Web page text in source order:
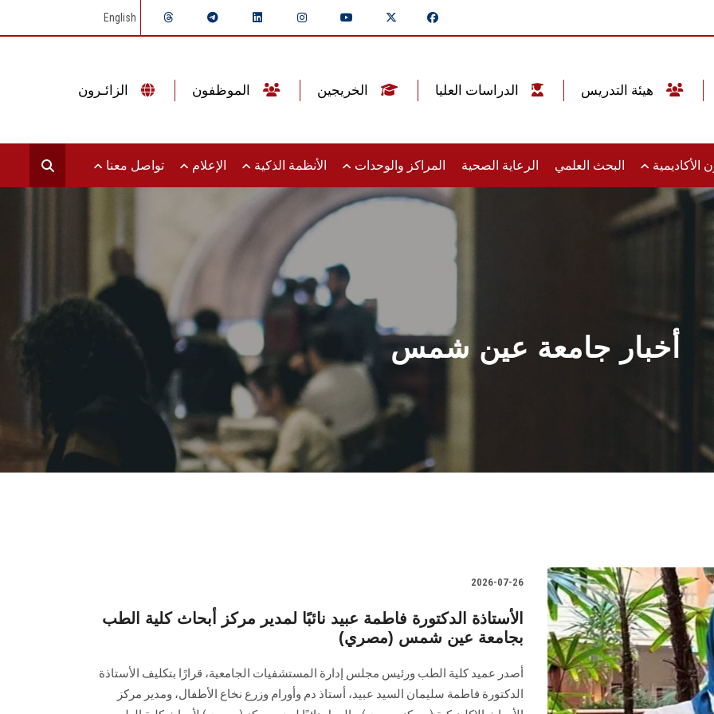
English
الأكاديمية البحث العلمي الرعاية الصحية المراكز والوحدات الأنظمة الذكية الإعلام تواصل معنا
أخبار جامعة عين شمس
2026-07-26
الأستاذة الدكتورة فاطمة عبيد نائبًا لمدير مركز أبحاث كلية الطب
بجامعة عين شمس (مصري)
أصدر عميد كلية الطب ورئيس مجلس إدارة المستشفيات الجامعية، قرارًا بتكليف الأستاذة
الدكتورة فاطمة سليمان السيد عبيد، أستاذ دم وأورام وزرع نخاع الأطفال، ومدير مركز